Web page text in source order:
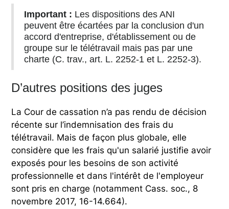
Important : Les dispositions des ANI
peuvent être écartées par la conclusion d'un
accord d'entreprise, d'établissement ou de
groupe sur le télétravail mais pas par une
charte (C. trav., art. L. 2252-1 et L. 2252-3).
D’autres positions des juges
La Cour de cassation n’a pas rendu de décision
récente sur l’indemnisation des frais du
télétravail. Mais de façon plus globale, elle
considère que les frais qu'un salarié justifie avoir
exposés pour les besoins de son activité
professionnelle et dans l'intérêt de l'employeur
sont pris en charge (notamment Cass. soc., 8
novembre 2017, 16-14.664).